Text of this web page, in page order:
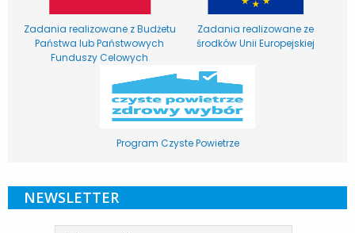
Zadania realizowane z Budżetu
Państwa lub Państwowych
Funduszy Celowych
Zadania realizowane ze
środków Unii Europejskiej
Program Czyste Powietrze
NEWSLETTER